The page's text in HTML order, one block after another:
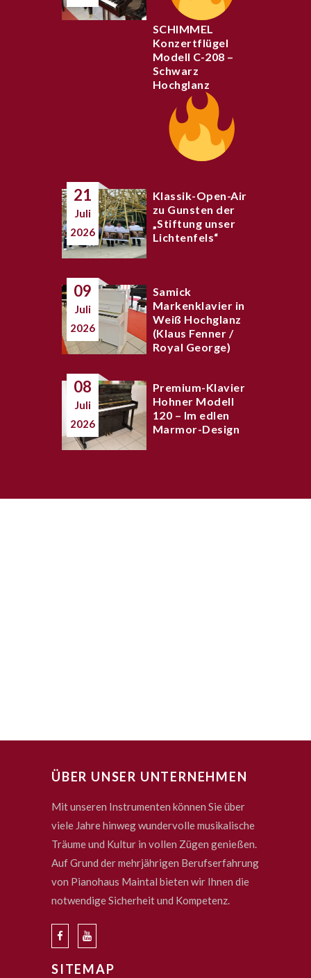
SCHIMMEL
Konzertflügel
Modell C-208 –
Schwarz
Hochglanz
21
Juli
2026
Klassik-Open-Air
zu Gunsten der
„Stiftung unser
Lichtenfels“
09
Juli
2026
Samick
Markenklavier in
Weiß Hochglanz
(Klaus Fenner /
Royal George)
08
Juli
2026
Premium-Klavier
Hohner Modell
120 – Im edlen
Marmor-Design
ÜBER UNSER UNTERNEHMEN
Mit unseren Instrumenten können Sie über
viele Jahre hinweg wundervolle musikalische
Träume und Kultur in vollen Zügen genießen.
Auf Grund der mehrjährigen Berufserfahrung
von Pianohaus Maintal bieten wir Ihnen die
notwendige Sicherheit und Kompetenz.
SITEMAP